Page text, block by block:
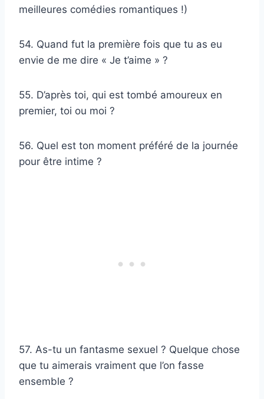
meilleures comédies romantiques !)
54. Quand fut la première fois que tu as eu
envie de me dire « Je t’aime » ?
55. D’après toi, qui est tombé amoureux en
premier, toi ou moi ?
56. Quel est ton moment préféré de la journée
pour être intime ?
57. As-tu un fantasme sexuel ? Quelque chose
que tu aimerais vraiment que l’on fasse
ensemble ?